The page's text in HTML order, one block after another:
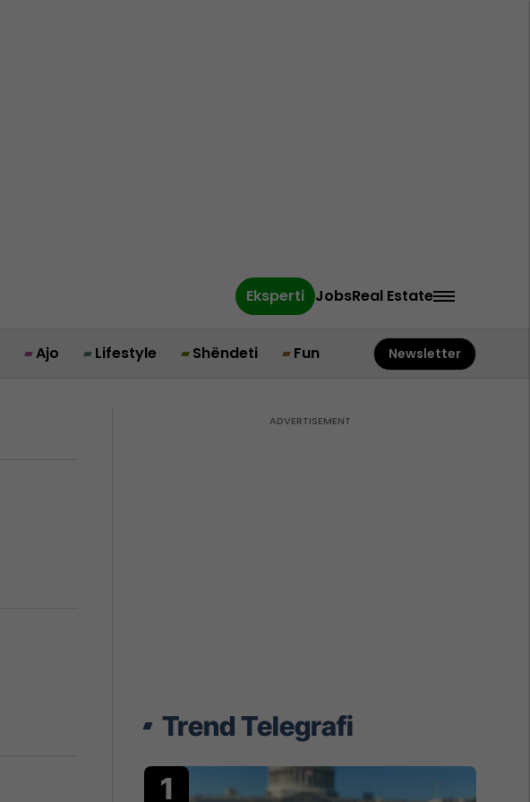
Eksperti JobsReal Estate
Ajo Lifestyle Shëndeti Fun Newsletter
Trend Telegrafi